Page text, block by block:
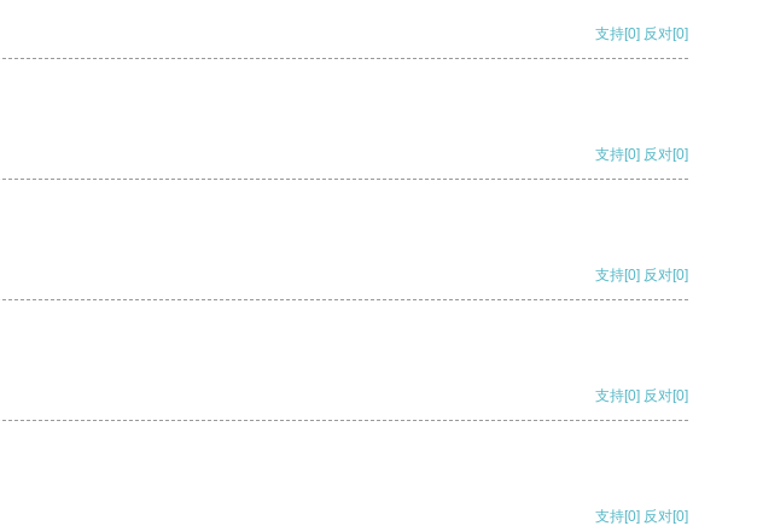
支持[0] 反对[0]
支持[0] 反对[0]
支持[0] 反对[0]
支持[0] 反对[0]
支持[0] 反对[0]